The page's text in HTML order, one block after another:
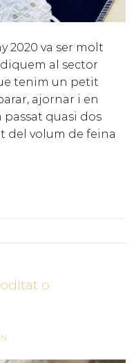
2020 va ser molt
al sector
tenim un petit
ajornar i en
passat quasi dos
del volum de feina
o